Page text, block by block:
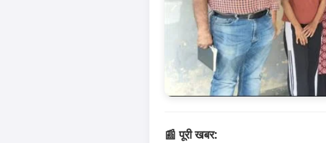
📰 पूरी खबर: